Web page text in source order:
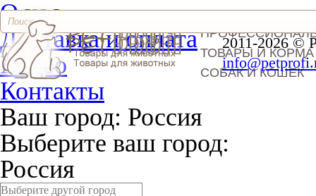
О нас
Доставка и оплата
Видео
Контакты
Ваш город: Россия
Выберите ваш город:
Россия
ТОВАРЫ И
СОБАК И КОШЕК
2011-2026 ©